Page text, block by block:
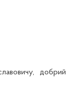
у, добрий